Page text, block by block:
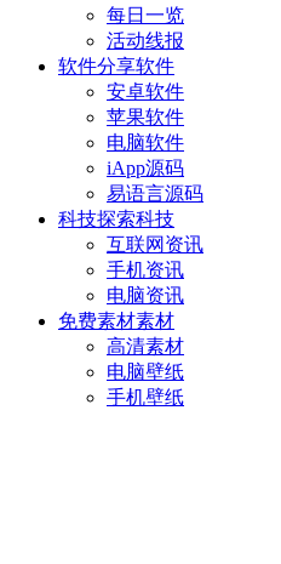
每日一览
活动线报
软件分享软件
安卓软件
苹果软件
电脑软件
iApp源码
易语言源码
科技探索科技
互联网资讯
手机资讯
电脑资讯
免费素材素材
高清素材
电脑壁纸
手机壁纸